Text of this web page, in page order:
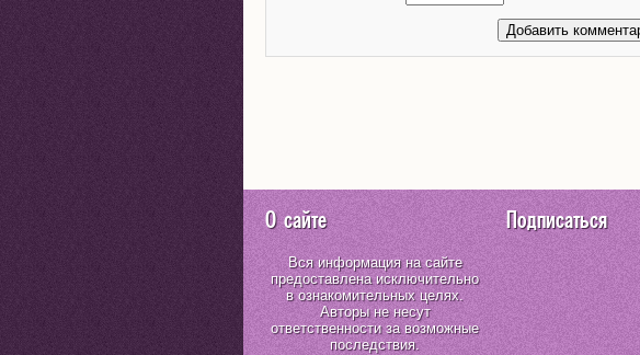
О сайте
Вся информация на сайте
предоставлена исключительно
в ознакомительных целях.
Авторы не несут
ответственности за возможные
последствия.
Подписаться